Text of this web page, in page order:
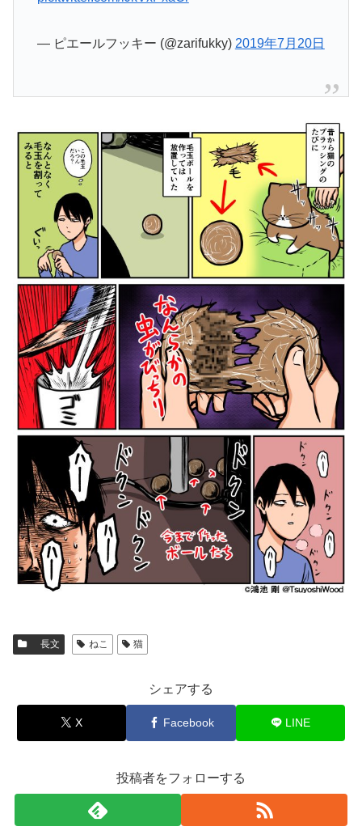
— ピエールフッキー (@zarifukky) 2019年7月20日
長文 ねこ 猫
シェアする
X Facebook LINE
投稿者をフォローする